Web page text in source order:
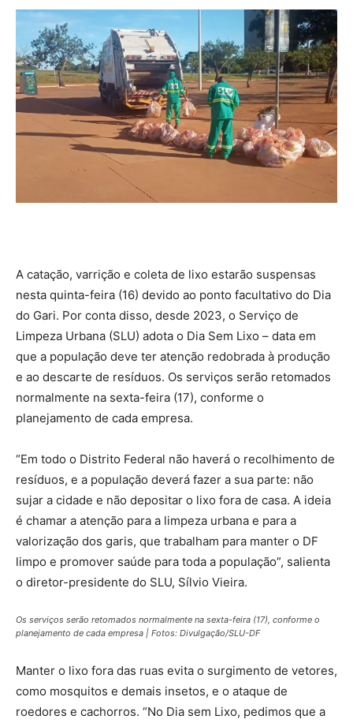
A catação, varrição e coleta de lixo estarão suspensas
nesta quinta-feira (16) devido ao ponto facultativo do Dia
do Gari. Por conta disso, desde 2023, o Serviço de
Limpeza Urbana (SLU) adota o Dia Sem Lixo – data em
que a população deve ter atenção redobrada à produção
e ao descarte de resíduos. Os serviços serão retomados
normalmente na sexta-feira (17), conforme o
planejamento de cada empresa.
“Em todo o Distrito Federal não haverá o recolhimento de
resíduos, e a população deverá fazer a sua parte: não
sujar a cidade e não depositar o lixo fora de casa. A ideia
é chamar a atenção para a limpeza urbana e para a
valorização dos garis, que trabalham para manter o DF
limpo e promover saúde para toda a população”, salienta
o diretor-presidente do SLU, Sílvio Vieira.
Os serviços serão retomados normalmente na sexta-feira (17), conforme o
planejamento de cada empresa | Fotos: Divulgação/SLU-DF
Manter o lixo fora das ruas evita o surgimento de vetores,
como mosquitos e demais insetos, e o ataque de
roedores e cachorros. “No Dia sem Lixo, pedimos que a